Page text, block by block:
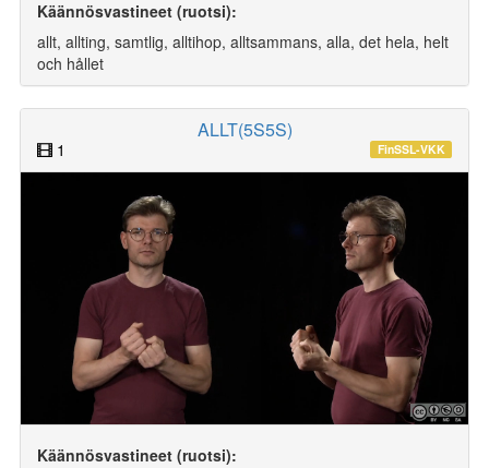
Käännösvastineet (ruotsi):
allt, allting, samtlig, alltihop, alltsammans, alla, det hela, helt
och hållet
ALLT(5S5S)
1 FinSSL-VKK
Käännösvastineet (ruotsi):